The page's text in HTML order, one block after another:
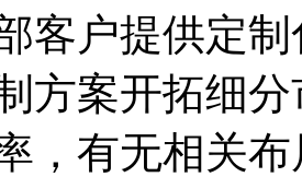
客户提供定
方案开拓细
，有无相关